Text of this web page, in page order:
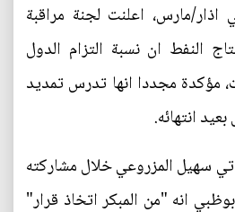
اذار/مارس، اعلنت لجنة مراقبة
النفط ان نسبة التزام الدول
مؤكدة مجددا انها تدرس تمديد
انتهائه.
سهيل المزروعي خلال مشاركته
انه "من المبكر اتخاذ قرار"